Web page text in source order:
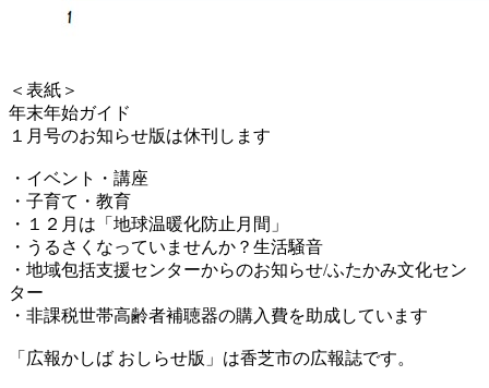
＜表紙＞
年末年始ガイド
１月号のお知らせ版は休刊します
・イベント・講座
・子育て・教育
・１２月は「地球温暖化防止月間」
・うるさくなっていませんか？生活騒音
・地域包括支援センターからのお知らせ/ふたかみ文化セン
ター
・非課税世帯高齢者補聴器の購入費を助成しています
「広報かしば おしらせ版」は香芝市の広報誌です。